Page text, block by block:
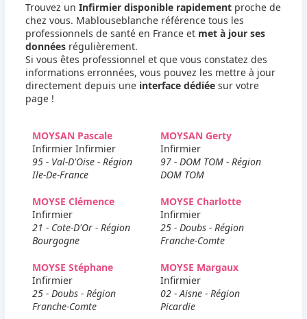
Trouvez unInfirmier disponible rapidement proche de
chez vous. Mablouseblanche référence tous les
professionnels de santé en France et met à jour ses
données régulièrement.
Si vous êtes professionnel et que vous constatez des
informations erronnées, vous pouvez les mettre à jour
directement depuis une interface dédiée sur votre
page !
MOYSAN Pascale
Infirmier Infirmier
95 - Val-D'Oise - Région
Ile-De-France
MOYSAN Gerty
Infirmier
97 - DOM TOM - Région
DOM TOM
MOYSE Clémence
Infirmier
21 - Cote-D'Or - Région
Bourgogne
MOYSE Charlotte
Infirmier
25 - Doubs - Région
Franche-Comte
MOYSE Stéphane
Infirmier
25 - Doubs - Région
Franche-Comte
MOYSE Margaux
Infirmier
02 - Aisne - Région
Picardie